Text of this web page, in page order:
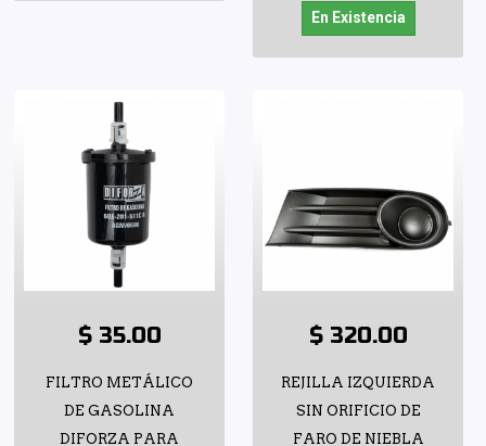
En Existencia
$ 35.00
FILTRO METÁLICO
DE GASOLINA
DIFORZA PARA
$ 320.00
REJILLA IZQUIERDA
SIN ORIFICIO DE
FARO DE NIEBLA